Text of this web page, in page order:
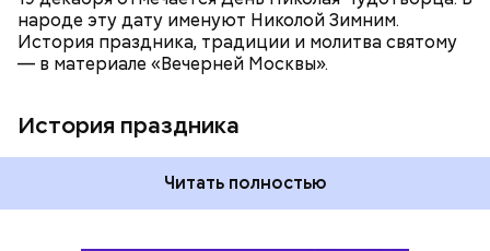
народе эту дату именуют Николой Зимним.
История праздника, традиции и молитва святому
— в материале «Вечерней Москвы».
История праздника
Читать полностью